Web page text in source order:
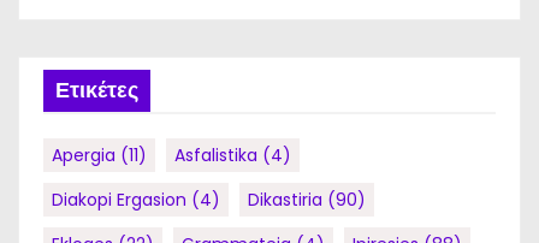
Ετικέτες
Apergia (11) Asfalistika (4)
Diakopi Ergasion (4) Dikastiria (90)